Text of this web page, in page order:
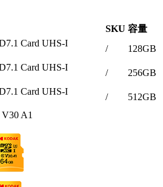
SKU 容量
Card UHS-I
/
128GB
Card UHS-I
/
256GB
Card UHS-I
/
512GB
A1